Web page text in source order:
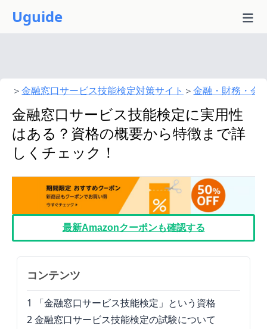
Uguide
＞金融窓口サービス技能検定対策サイト ＞金融・財務・会
金融窓口サービス技能検定に実用性
はある？資格の概要から特徴まで詳
しくチェック！
最新Amazonクーポンも確認する
コンテンツ
1
「金融窓口サービス技能検定」という資格
2金融窓口サービス技能検定の試験について